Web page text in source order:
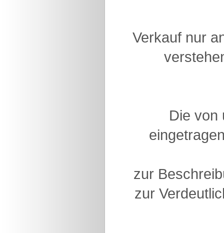
Verkauf nur
Die von
zur
zur